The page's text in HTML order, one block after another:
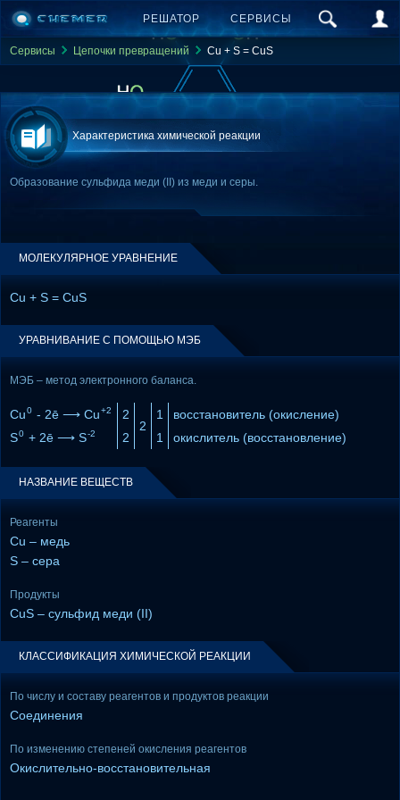
РЕШАТОР СЕРВИСЫ
Сервисы Цепочки превращений Cu + S = CuS
Характеристика химической реакции
Образование сульфида меди (II) из меди и серы.
МОЛЕКУЛЯРНОЕ УРАВНЕНИЕ
Cu + S = CuS
УРАВНИВАНИЕ С ПОМОЩЬЮ МЭБ
МЭБ – метод электронного баланса.
Cu0 - 2ē ⟶ Cu+2
2
2
1
восстановитель (окисление)
S0 + 2ē ⟶ S-2 2 1 окислитель (восстановление)
НАЗВАНИЕ ВЕЩЕСТВ
Реагенты
Cu – медь
S – сера
Продукты
CuS – сульфид меди (II)
КЛАССИФИКАЦИЯ ХИМИЧЕСКОЙ РЕАКЦИИ
По числу и составу реагентов и продуктов реакции
Соединения
По изменению степеней окисления реагентов
Окислительно-восстановительная